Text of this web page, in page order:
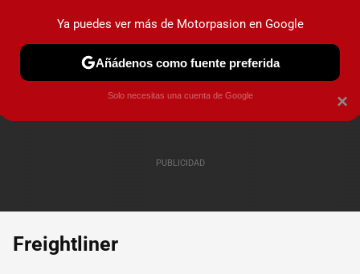
PRUEBAS COCHES ELÉCTRICOS OBSERVATORIO
Freightliner
×
Ya puedes ver más de Motorpasion en Google
Añádenos como fuente preferida
Solo necesitas una cuenta de Google